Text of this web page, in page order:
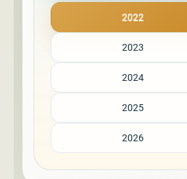
2022
2023
2024
2025
2026